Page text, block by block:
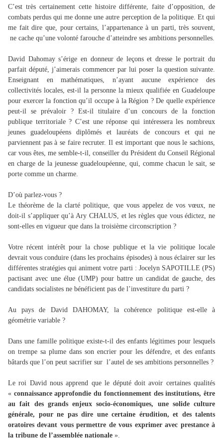
C’est très certainement cette histoire différente, faite d’opposition, de
combats perdus qui me donne une autre perception de la politique. Et qui
me fait dire que, pour certains, l’appartenance à un parti, très souvent,
ne cache qu’une volonté farouche d’atteindre ses ambitions personnelles.
David Dahomay s’érige en donneur de leçons et dresse le portrait du
parfait député, j’aimerais commencer par lui poser la question suivante.
Enseignant en mathématiques, n’ayant aucune expérience des
collectivités locales, est-il la personne la mieux qualifiée en Guadeloupe
pour exercer la fonction qu’il occupe à la Région ? De quelle expérience
peut-il se prévaloir ? Est-il titulaire d’un concours de la fonction
publique territoriale ? C’est une réponse qui intéressera les nombreux
jeunes guadeloupéens diplômés et lauréats de concours et qui ne
parviennent pas à se faire recruter. Il est important que nous le sachions,
car vous êtes, me semble-t-il, conseiller du Président du Conseil Régional
en charge de la jeunesse guadeloupéenne, qui, comme chacun le sait, se
porte comme un charme.
D’où parlez-vous ?
Le théorème de la clarté politique, que vous appelez de vos vœux, ne
doit-il s’appliquer qu’à Ary CHALUS, et les règles que vous édictez, ne
sont-elles en vigueur que dans la troisième circonscription ?
Votre récent intérêt pour la chose publique et la vie politique locale
devrait vous conduire (dans les prochains épisodes) à nous éclairer sur les
différentes stratégies qui animent votre parti : Jocelyn SAPOTILLE (PS)
pactisant avec une élue (UMP) pour battre un candidat de gauche, des
candidats socialistes ne bénéficient pas de l’investiture du parti ?
Au pays de David DAHOMAY, la cohérence politique est-elle à
géométrie variable ?
Dans une famille politique existe-t-il des enfants légitimes pour lesquels
on trempe sa plume dans son encrier pour les défendre, et des enfants
bâtards que l’on peut sacrifier sur l’autel de ses ambitions personnelles ?
Le roi David nous apprend que le député doit avoir certaines qualités
« connaissance approfondie du fonctionnement des institutions, être
au fait des grands enjeux socio-économiques, une solide culture
générale, pour ne pas dire une certaine érudition, et des talents
oratoires devant vous permettre de vous exprimer avec prestance à
la tribune de l’assemblée nationale ».